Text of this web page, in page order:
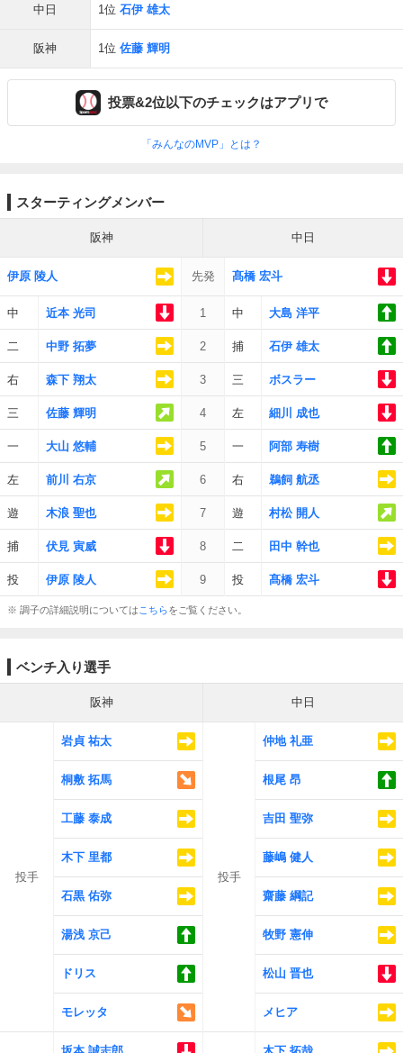
中日 1位 石伊 雄太
阪神 1位 佐藤 輝明
投票&2位以下のチェックはアプリで
「みんなのMVP」とは？
スターティングメンバー
阪神 中日
伊原 陵人 先発 髙橋 宏斗
中 近本 光司 1 中 大島 洋平
二 中野 拓夢 2 捕 石伊 雄太
右 森下 翔太 3 三 ボスラー
三 佐藤 輝明 4 左 細川 成也
一 大山 悠輔 5 一 阿部 寿樹
左 前川 右京 6 右 鵜飼 航丞
遊 木浪 聖也 7 遊 村松 開人
捕 伏見 寅威 8 二 田中 幹也
投 伊原 陵人 9 投 髙橋 宏斗
※ 調子の詳細説明については こちらをご覧ください。
ベンチ入り選手
阪神 中日
投手
岩貞 祐太
投手
仲地 礼亜
桐敷 拓馬 根尾 昂
工藤 泰成 吉田 聖弥
木下 里都 藤嶋 健人
石黒 佑弥 齋藤 綱記
湯浅 京己 牧野 憲伸
ドリス 松山 晋也
モレッタ メヒア